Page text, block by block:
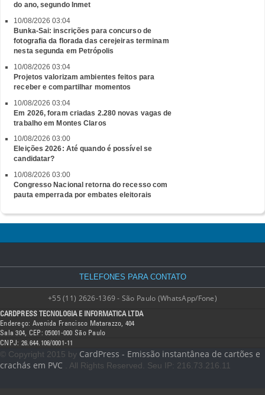
do ano, segundo Inmet
10/08/2026 03:04
Bunka-Sai: inscrições para concurso de
fotografia da florada das cerejeiras terminam
nesta segunda em Petrópolis
10/08/2026 03:04
Projetos valorizam ambientes feitos para
receber e compartilhar momentos
10/08/2026 03:04
Em 2026, foram criadas 2.280 novas vagas de
trabalho em Montes Claros
10/08/2026 03:00
Eleições 2026: Até quando é possível se
candidatar?
10/08/2026 03:00
Congresso Nacional retorna do recesso com
pauta emperrada por embates eleitorais
TELEFONES PARA CONTATO
+55 (11) 2626-1369 - São Paulo (WhatsApp/Fone)
CARDPRESS TECNOLOGIA E INFORMATICA LTDA
Endereço: Avenida Francisco Matarazzo, 404
Sala 304, CEP: 05001-000 São Paulo
CNPJ: 26.644.106/0001-11
© Copyright 2015 by CardPress - Emissão instantânea de cartões e
crachás em PVC . All Rights Reserved. Seu IP: 216.73.216.11